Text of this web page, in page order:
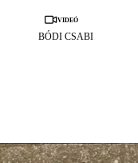
Videó
BÓDI CSABI